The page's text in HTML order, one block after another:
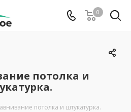
0
потолка и
потолка и штукатурка.